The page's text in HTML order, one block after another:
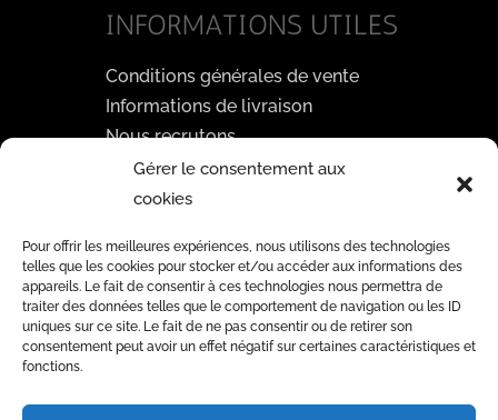
Gérer le consentement aux
cookies
Pour offrir les meilleures expériences, nous utilisons des technologies
telles que les cookies pour stocker et/ou accéder aux informations des
appareils. Le fait de consentir à ces technologies nous permettra de
traiter des données telles que le comportement de navigation ou les ID
uniques sur ce site. Le fait de ne pas consentir ou de retirer son
consentement peut avoir un effet négatif sur certaines caractéristiques et
fonctions.
INFORMATIONS UTILES
Conditions générales de vente
Informations de livraison
Nous recrutons
PAYEZ EN TOUTE SÉCURITÉ
3D
SECURE
NEWSLETTER